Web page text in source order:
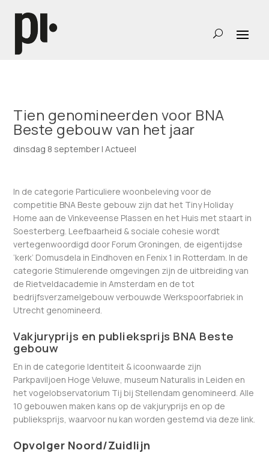
Tien genomineerden voor BNA
Beste gebouw van het jaar
dinsdag 8 september |Actueel
In de categorie Particuliere woonbeleving voor de
competitie BNA Beste gebouw zijn dat het Tiny Holiday
Home aan de Vinkeveense Plassen en het Huis met staart in
Soesterberg. Leefbaarheid & sociale cohesie wordt
vertegenwoordigd door Forum Groningen, de eigentijdse
‘kerk’ Domusdela in Eindhoven en Fenix 1 in Rotterdam. In de
categorie Stimulerende omgevingen zijn de uitbreiding van
de Rietveldacademie in Amsterdam en de tot
bedrijfsverzamelgebouw verbouwde Werkspoorfabriek in
Utrecht genomineerd.
Vakjuryprijs en publieksprijs BNA Beste
gebouw
En in de categorie Identiteit & icoonwaarde zijn
Parkpaviljoen Hoge Veluwe, museum Naturalis in Leiden en
het vogelobservatorium Tij bij Stellendam genomineerd. Alle
10 gebouwen maken kans op de vakjuryprijs en op de
publieksprijs, waarvoor nu kan worden gestemd via deze link.
Opvolger Noord/Zuidlijn